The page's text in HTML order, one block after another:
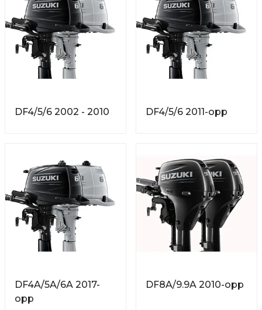
DF4/5/6 2002 - 2010 DF4/5/6 2011-opp
DF4A/5A/6A 2017-
opp
DF8A/9.9A 2010-opp